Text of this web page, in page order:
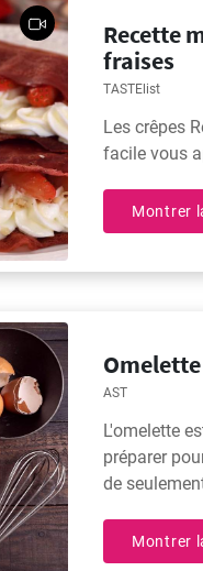
Recette
fraises
TASTElist
Les crêpes
facile vous
Montrer
AST
L'omelette
préparer
de
Montrer